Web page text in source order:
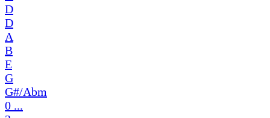
D
D
A
B
E
G
G#/Abm
0 ...